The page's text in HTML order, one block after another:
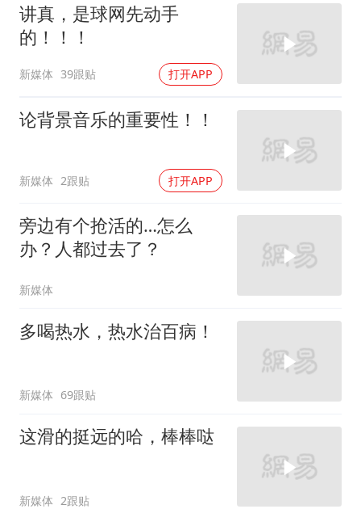
讲真，是球网先动手
的！！！
新媒体 39跟贴 打开APP
论背景音乐的重要性！！
新媒体 2跟贴 打开APP
旁边有个抢活的…怎么
办？人都过去了？
新媒体
多喝热水，热水治百病！
新媒体 69跟贴
这滑的挺远的哈，棒棒哒
新媒体 2跟贴